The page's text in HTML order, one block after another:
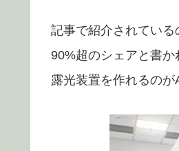
記事で紹介されてい
90%超のシェアと書
露光装置を作れるのが